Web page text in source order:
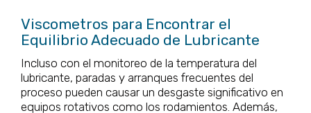
Viscometros para Encontrar el
Equilibrio Adecuado de Lubricante
Incluso con el monitoreo de la temperatura del
lubricante, paradas y arranques frecuentes del
proceso pueden causar un desgaste significativo en
equipos rotativos como los rodamientos. Además,